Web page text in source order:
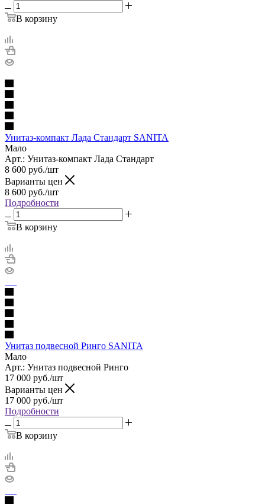
В корзину
Унитаз-компакт Лада Стандарт SANITA
Мало
Арт.: Унитаз-компакт Лада Стандарт
8 600 руб./шт
Варианты цен
8 600 руб./шт
Подробности
В корзину
Унитаз подвесной Ринго SANITA
Мало
Арт.: Унитаз подвесной Ринго
17 000 руб./шт
Варианты цен
17 000 руб./шт
Подробности
В корзину